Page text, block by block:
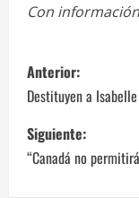
Con
N
a
v
e
Anterior:
Destituyen a
Siguiente:
“Canadá no